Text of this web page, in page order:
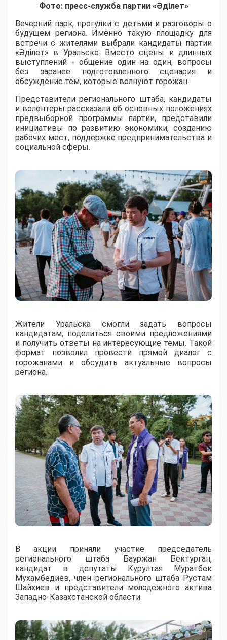
Фото: пресс-служба партии «Әділет»
Вечерний парк, прогулки с детьми и разговоры о
будущем региона. Именно такую площадку для
встречи с жителями выбрали кандидаты партии
«Әділет» в Уральске. Вместо сцены и длинных
выступлений - общение один на один, вопросы
без заранее подготовленного сценария и
обсуждение тем, которые волнуют горожан.
Представители регионального штаба, кандидаты
и волонтеры рассказали об основных положениях
предвыборной программы партии, представили
инициативы по развитию экономики, созданию
рабочих мест, поддержке предпринимательства и
социальной сферы.
Жители Уральска смогли задать вопросы
кандидатам, поделиться своими предложениями
и получить ответы на интересующие темы. Такой
формат позволил провести прямой диалог с
горожанами и обсудить актуальные вопросы
региона.
В акции приняли участие председатель
регионального штаба Бауржан Бектурган,
кандидат в депутаты Курултая Муратбек
Мухамбедиев, член регионального штаба Рустам
Шайхиев и представители молодежного актива
Западно-Казахстанской области.